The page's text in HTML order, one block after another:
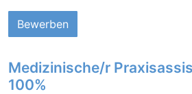
Bewerben
Medizinische/r
100%